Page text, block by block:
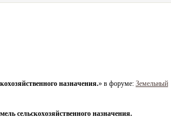
назначения.» в форуме: Земельный
сельскохозяйственного назначения.